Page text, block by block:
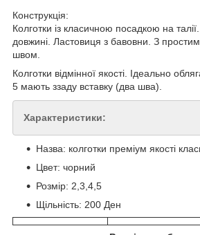
Конструкція:
Колготки із класичною посадкою на
довжині. Ластовиця з бавовни. З
швом.
Колготки відмінної якості. Ідеально
5 мають ззаду вставку (два шва).
Характеристики:
Назва: колготки преміум якості
Цвет: чорний
Розмір: 2,3,4,5
Щільність: 200 Ден